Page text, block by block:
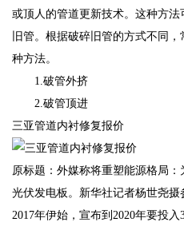
或顶人的管道更新技术。这种方
旧管。根据破碎旧管的方式不同
种方法。
1.破管外挤
2.破管顶进
三亚管道内衬修复报价
原标题：外媒称将重塑能源格局：
光伏发电板。新华社记者杨世尧摄
2017年伊始，宣布到2020年要投